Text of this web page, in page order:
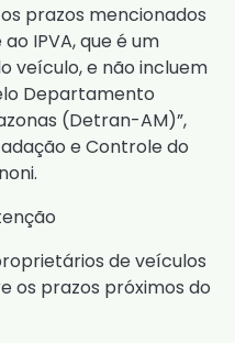
prazos mencionados
IPVA, que é um
veículo, e não incluem
Departamento
(Detran-AM)”,
e Controle do
de veículos
os prazos próximos do